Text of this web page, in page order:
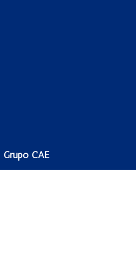
Grupo CAE